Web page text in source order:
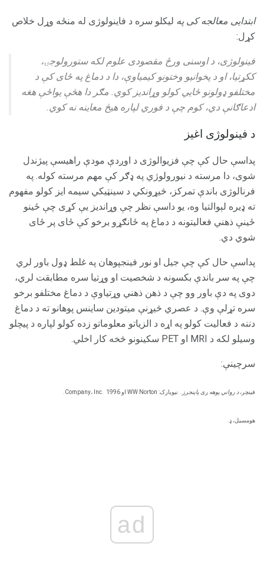
ابتدایی معالجه کی په لیکلو سره د فاینولوژی له منځه وړل خلاص
کړل:
فینولوژی، د اوسنی ورځ مقصودی علوملکه ستورولوجۍ،
ککړتیا، او د پخوانیو وختونو کیمیاوې، دا د دماغ په ځای کې د
مختلفو ډولونو ځایي کولو وړاندیز کوي. مګر دا هڅې یواځې هغه
ادعاګانې دي، کوم چې د فوري لپاره هیڅ معاینه نه کوي.
د فینولوژی اغیز
پداسې حال کې چې فزیوالوژی د اوږدې مودې راهیسې پیژندل
شوی، دا مرسته د نیورولوژي په ډګر کې مهم مرسته کوله. په
فرنالوژی باندې تمرکز، څیړونکي د سینټیکي سیمه ایز کولو مفهوم
ته ډیره لېوالتیا وه، یو داسې نظر چې وړاندیز یې کړی چې ځینو
ځینې ذهني فعالیتونه د دماغ په ځانګړو برخو کې ځای پر ځای
شوي دي.
پداسې حال کې چې جیل او نور فینجپوهان په غلط ډول باور لري
چې په سر باندې بکسونه د شخصیت او وړتیا سره مطابقت لري،
دوی په دې باور وو چې د ذهن ذهني وړتیاوې د دماغ مختلفو برخو
سره تړلې وې. د عصري څیړنې میتودین ساینس پوهانو ته د دماغ
دننه د فعالیت کولو په اړه د الزیاتو معلوماتو زده کولو لپاره د پیچلو
وسیلو لکه د MRI او PET سکینونو څخه کار اخلي.
سرچینې:
فینچر،د رواني پوهه ریپاینجرز. نیویارک: WW Norton او Company، Inc. 1996.
هومسیل، ډ.
ad